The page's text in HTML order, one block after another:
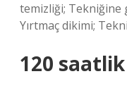
temizliği; Tekniğine
Yırtmaç dikimi;
120